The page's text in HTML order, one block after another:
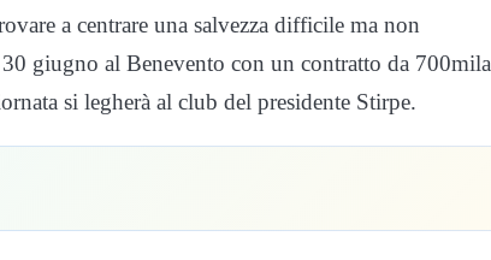
a centrare una salvezza difficile ma non
giugno al Benevento con un contratto da 700mila
si legherà al club del presidente Stirpe.